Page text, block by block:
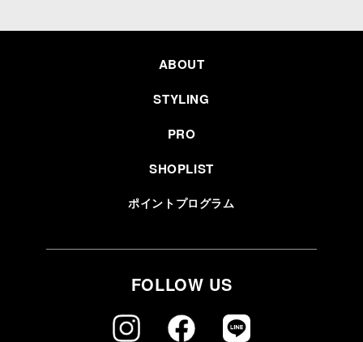
ABOUT
STYLING
PRO
SHOPLIST
ポイントプログラム
FOLLOW US